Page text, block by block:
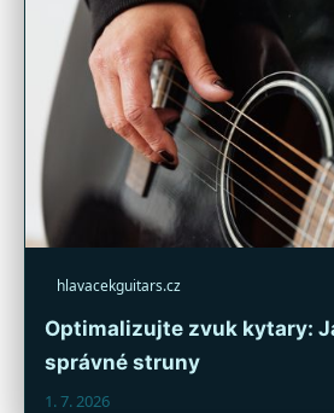
hlavacekguitars.cz
Optimalizujte zvuk kytary:
správné struny
1. 7. 2026